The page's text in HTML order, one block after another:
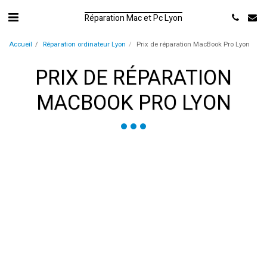
Réparation Mac et Pc Lyon
Accueil Réparation ordinateur Lyon Prix de réparation MacBook Pro Lyon
PRIX DE RÉPARATION
MACBOOK PRO LYON